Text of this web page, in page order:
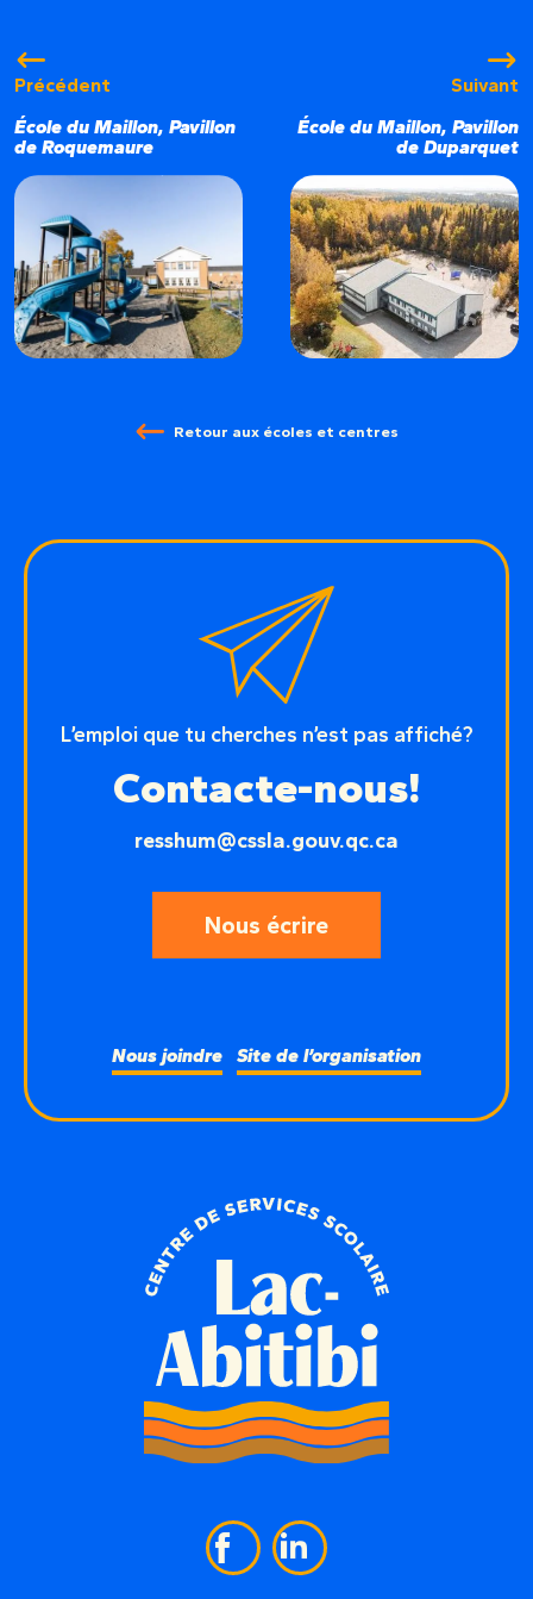
Précédent
École du Maillon, Pavillon
de Roquemaure
Suivant
École du Maillon, Pavillon
de Duparquet
Retour aux écoles et centres
L’emploi que tu cherches n’est pas affiché?
Contacte-nous!
resshum@cssla.gouv.qc.ca
Nous écrire
Nous joindre Site de l’organisation